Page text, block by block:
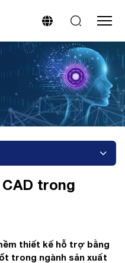
trong
thiết kế hỗ trợ bằng
trong ngành sản xuất